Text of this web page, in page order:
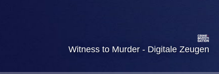
Witness to Murder - Digitale Zeugen